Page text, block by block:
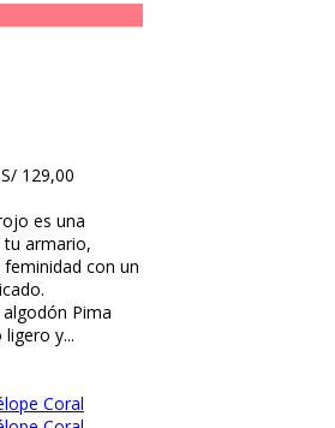
S/ 129,00
es una
tu armario,
con un
Pima
y...